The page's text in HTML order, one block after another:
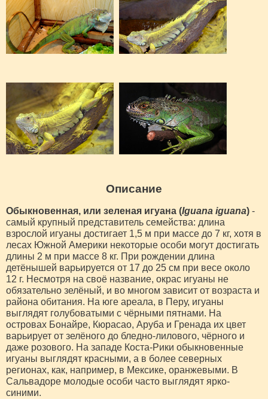
Описание
Обыкновенная, или зеленая игуана (Iguana iguana) -
cамый крупный представитель семейства: длина
взрослой игуаны достигает 1,5 м при массе до 7 кг, хотя в
лесах Южной Америки некоторые особи могут достигать
длины 2 м при массе 8 кг. При рождении длина
детёнышей варьируется от 17 до 25 см при весе около
12 г. Несмотря на своё название, окрас игуаны не
обязательно зелёный, и во многом зависит от возраста и
района обитания. На юге ареала, в Перу, игуаны
выглядят голубоватыми с чёрными пятнами. На
островах Бонайре, Кюрасао, Аруба и Гренада их цвет
варьирует от зелёного до бледно-лилового, чёрного и
даже розового. На западе Коста-Рики обыкновенные
игуаны выглядят красными, а в более северных
регионах, как, например, в Мексике, оранжевыми. В
Сальвадоре молодые особи часто выглядят ярко-
синими.